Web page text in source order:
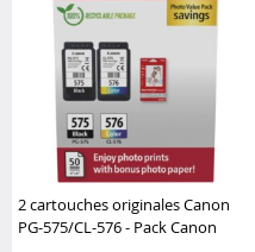
2 cartouches originales Canon
PG-575/CL-576 - Pack Canon